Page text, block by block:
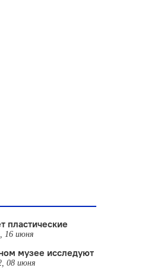
пластические
16 июня
музее исследуют
08 июня